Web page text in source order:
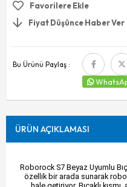
Favorilere Ekle
Fiyat Düşünce Haber Ver
Bu Ürünü Paylaş :
ÜRÜN AÇIKLAMASI
Roborock S7 Beyaz Uyumlu
özellik bir arada sunarak